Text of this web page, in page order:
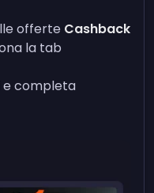
offerte Cashback
la tab
e completa